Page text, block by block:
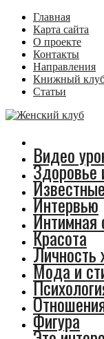
Главная
Карта сайта
О проекте
Контакты
Направления
Книжный
Статьи
Видео
Здоровье
Интервью
Интимная
Красота
Мода и
Фигура